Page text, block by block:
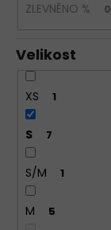
ZLEVNĚNO % 0
Velikost
XS 1
S 7
S/M 1
M 5